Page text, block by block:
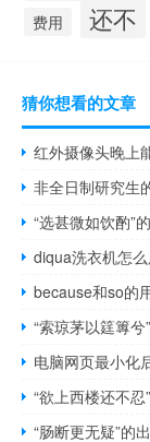
费用 还不
猜你想看的文章
红外摄像头晚上
非全日制研究生
“选甚微如饮酌”
diqua洗衣机怎
because和so的
“索琼茅以筳篿
电脑网页最小化
“欲上西楼还不
“肠断更无疑”的